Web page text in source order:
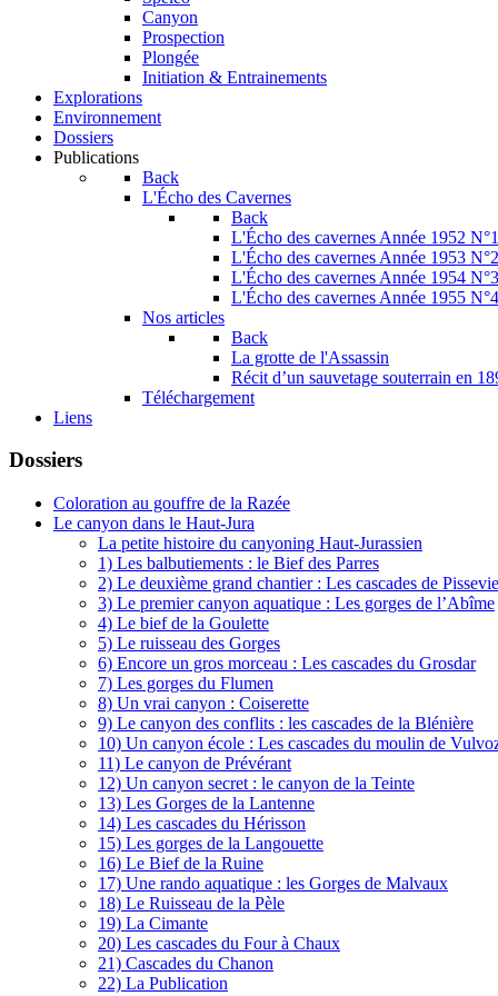
Canyon
Prospection
Plongée
Initiation & Entrainements
Explorations
Environnement
Dossiers
Publications
Back
L'Écho des Cavernes
Back
L'Écho des cavernes Année 1952 N°1
L'Écho des cavernes Année 1953 N°2
L'Écho des cavernes Année 1954 N°3
L'Écho des cavernes Année 1955 N°4
Nos articles
Back
La grotte de l'Assassin
Récit d’un sauvetage souterrain en
Téléchargement
Liens
Dossiers
Coloration au gouffre de la Razée
Le canyon dans le Haut-Jura
La petite histoire du canyoning Haut-Jurassien
1) Les balbutiements : le Bief des Parres
2) Le deuxième grand chantier : Les cascades de
3) Le premier canyon aquatique : Les gorges de l’Abîme
4) Le bief de la Goulette
5) Le ruisseau des Gorges
6) Encore un gros morceau : Les cascades du Grosdar
7) Les gorges du Flumen
8) Un vrai canyon : Coiserette
9) Le canyon des conflits : les cascades de la Blénière
10) Un canyon école : Les cascades du moulin de
11) Le canyon de Prévérant
12) Un canyon secret : le canyon de la Teinte
13) Les Gorges de la Lantenne
14) Les cascades du Hérisson
15) Les gorges de la Langouette
16) Le Bief de la Ruine
17) Une rando aquatique : les Gorges de Malvaux
18) Le Ruisseau de la Pèle
19) La Cimante
20) Les cascades du Four à Chaux
21) Cascades du Chanon
22) La Publication